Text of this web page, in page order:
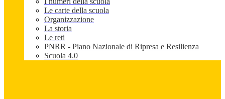
Le carte della scuola
Organizzazione
La storia
Le reti
PNRR - Piano Nazionale di Ripresa e Resilienza
Scuola 4.0